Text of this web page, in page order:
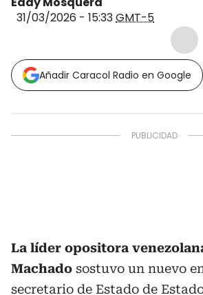
31/03/2026 - 15:33GMT-5
Añadir Caracol Radio en Google
La líder opositora
Machado sostuvo un nuevo
secretario de Estado de